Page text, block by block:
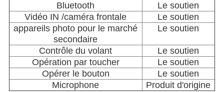
Bluetooth
Le soutien
Vidéo IN /caméra frontale
Le soutien
appareils photo pour le marché
secondaire
Le soutien
Contrôle du volant
Le soutien
Opération par toucher
Le soutien
Opérer le bouton
Le soutien
Microphone
Produit d'origine